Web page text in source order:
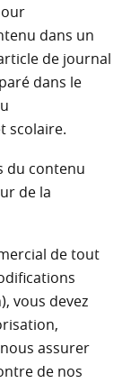
dans un
de journal
dans le
scolaire.
du contenu
de la
de tout
vous devez
assurer
de nos